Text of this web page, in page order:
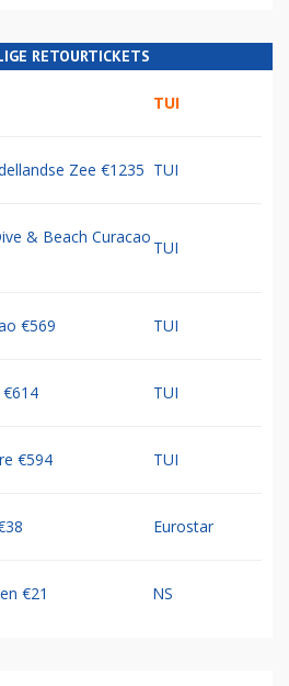
RETOURTICKETS
TUI
Zee €1235 TUI
& Beach Curacao
TUI
€569 TUI
TUI
€594 TUI
Eurostar
€21 NS